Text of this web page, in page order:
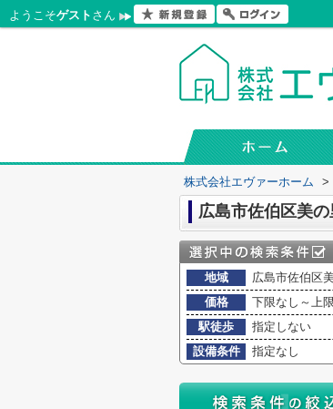
ようこそゲスト さん
株式会社エヴァーホーム >
広島市佐伯区美
地域
広島市佐伯区
価格
下限なし～上
駅徒歩
指定しない
設備条件
指定なし